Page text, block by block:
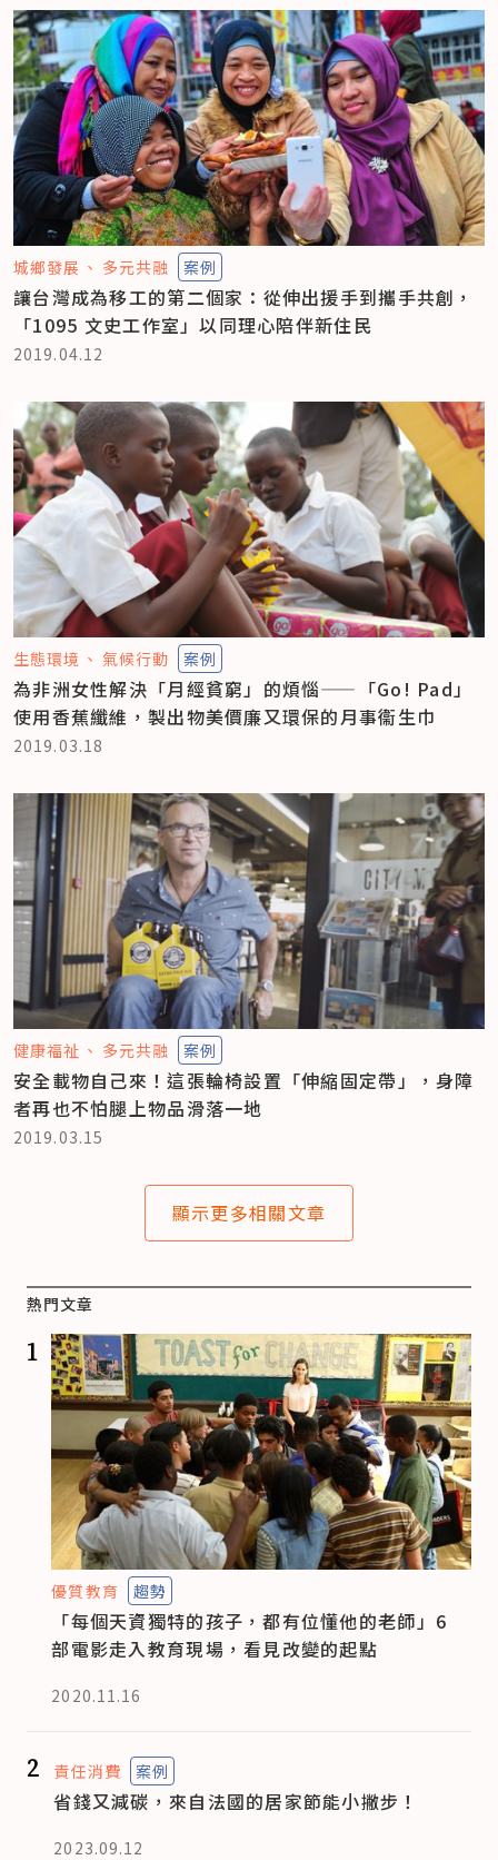
城鄉發展 多元共融 案例
讓台灣成為移工的第二個家：從伸出援手到攜手共創，
「1095 文史工作室」以同理心陪伴新住民
2019.04.12
生態環境 氣候行動 案例
為非洲女性解決「月經貧窮」的煩惱——「Go! Pad」
使用香蕉纖維，製出物美價廉又環保的月事衞生巾
2019.03.18
健康福祉 多元共融 案例
安全載物自己來！這張輪椅設置「伸縮固定帶」，身障
者再也不怕腿上物品滑落一地
2019.03.15
顯示更多相關文章
熱門文章
1
優質教育 趨勢
「每個天資獨特的孩子，都有位懂他的老師」6
部電影走入教育現場，看見改變的起點
2020.11.16
2 責任消費 案例
省錢又減碳，來自法國的居家節能小撇步！
2023.09.12